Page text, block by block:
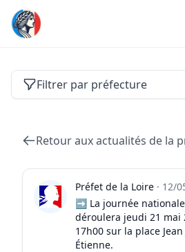
Actualités des préfectures de
Filtrer par préfecture
Retour aux actualités de la
Préfet de la Loire · 12/
➡️ La journée
déroulera jeudi 21 mai
17h00 sur la place
Étienne.